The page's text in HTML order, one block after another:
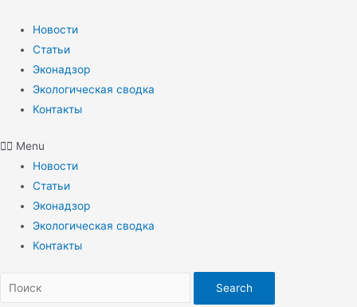
содержимому
Новости
Статьи
Эконадзор
Экологическая сводка
Контакты
Menu
Новости
Статьи
Эконадзор
Экологическая сводка
Контакты
Search